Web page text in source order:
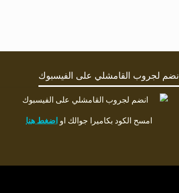
انضم لجروب القامشلي على الفيسبوك
امسح الكود بكاميرا جوالك او اضغط هنا